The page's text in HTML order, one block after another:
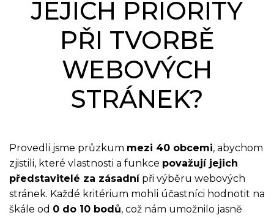
JEJICH PRIORITY
PŘI TVORBĚ
WEBOVÝCH
STRÁNEK?
Provedli jsme průzkum mezi 40 obcemi, abychom
zjistili, které vlastnosti a funkce považují jejich
představitelé za zásadnípři výběru webových
stránek. Každé kritérium mohli účastníci hodnotit na
škále od 0 do 10 bodů, což nám umožnilo jasně